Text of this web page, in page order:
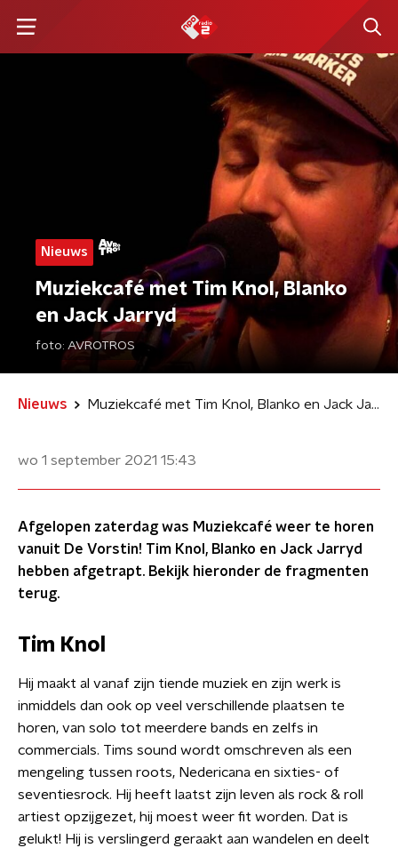
Nieuws
Muziekcafé met Tim Knol, Blanko
en Jack Jarryd
foto: AVROTROS
Nieuws Muziekcafé met Tim Knol, Blanko en Jack Jarryd
wo 1 september 2021 15:43
Afgelopen zaterdag was Muziekcafé weer te horen
vanuit De Vorstin! Tim Knol, Blanko en Jack Jarryd
hebben afgetrapt. Bekijk hieronder de fragmenten
terug.
Tim Knol
Hij maakt al vanaf zijn tiende muziek en zijn werk is
inmiddels dan ook op veel verschillende plaatsen te
horen, van solo tot meerdere bands en zelfs in
commercials. Tims sound wordt omschreven als een
mengeling tussen roots, Nedericana en sixties- of
seventiesrock. Hij heeft laatst zijn leven als rock & roll
artiest opzijgezet, hij moest weer fit worden. Dat is
gelukt! Hij is verslingerd geraakt aan wandelen en deelt